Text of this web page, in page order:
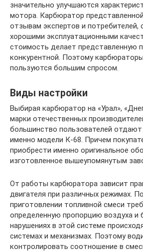
значительно улучшаются
мотора. Карбюратор
отзывам экспертов и потребителей,
хорошими эксплуатационными
стоимость делает представленную
конкурентной. Поэтому
пользуются большим спросом.
Виды настройки
Выбирая карбюратор на «Урал»,
марки отечественных
большинство пользователей отдают
именно модели К-68. Причем
приобрести именно оригинальное
изготовленное вышеупомянутым
От работы карбюратора зависит
двигателя при различных режимах.
приготовлении топливной смеси
определенную пропорцию воздуха и
нарушениях в этой системе
системах и механизмах. Поэтому
контролировать соотношение в